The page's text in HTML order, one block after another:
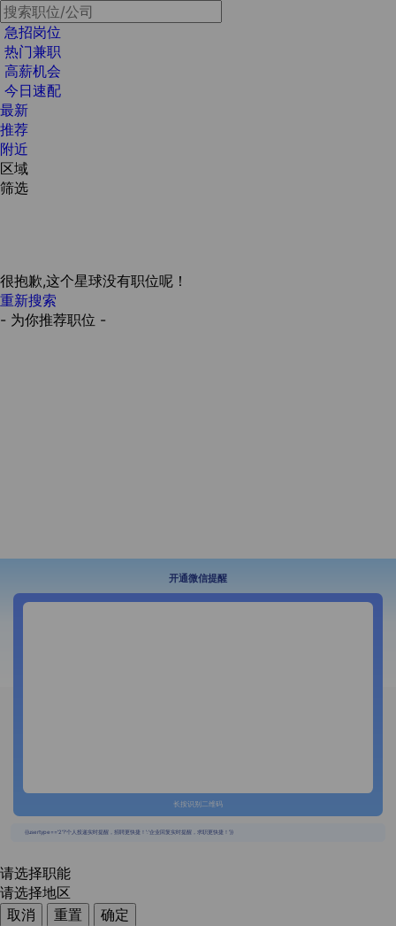
急招岗位
热门兼职
高薪机会
今日速配
最新
推荐
附近
区域
筛选
很抱歉,这个星球没有职位呢！
重新搜索
- 为你推荐职位 -
开通微信提醒
长按识别二维码
{{usertype=='2'?'个人投递实时提醒，招聘更快捷！':'企业回复实时提醒，求职更快捷！'}}
请选择职能
请选择地区
取消
重置
确定